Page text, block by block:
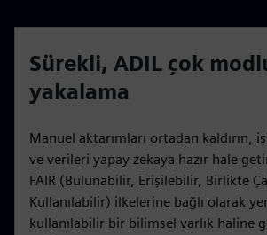
Sürekli, ADIL çok
yakalama
Manuel aktarımları ortadan kaldırın,
ve verileri yapay zekaya hazır hale
FAIR (Bulunabilir, Erişilebilir, Birlikte
Kullanılabilir) ilkelerine bağlı olarak
kullanılabilir bir bilimsel varlık haline